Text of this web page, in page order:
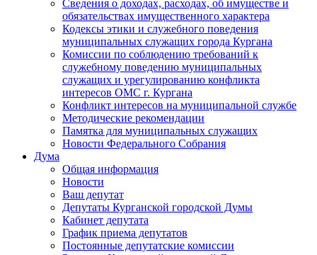
Сведения о доходах, расходах, об имуществе и
обязательствах имущественного характера
Кодексы этики и служебного поведения
муниципальных служащих города Кургана
Комиссии по соблюдению требований к
служебному поведению муниципальных
служащих и урегулированию конфликта
интересов ОМС г. Кургана
Конфликт интересов на муниципальной службе
Методические рекомендации
Памятка для муниципальных служащих
Новости Федерального Cобрания
Дума
Общая информация
Новости
Ваш депутат
Депутаты Курганской городской Думы
Кабинет депутата
График приема депутатов
Постоянные депутатские комиссии